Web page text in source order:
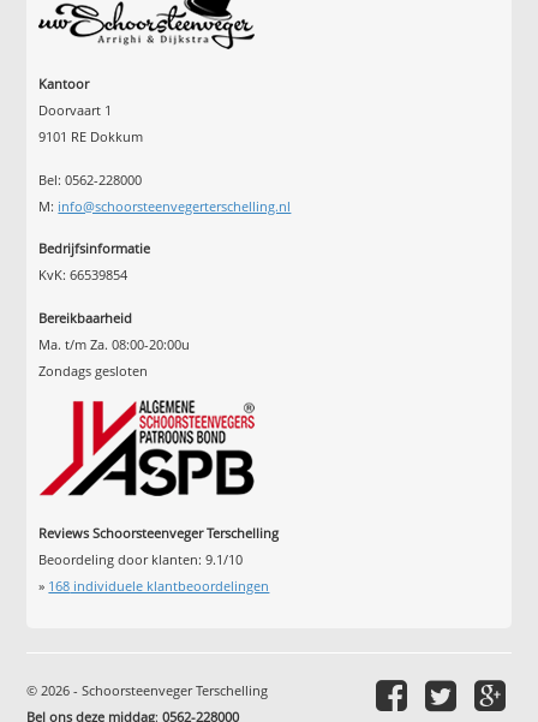
Kantoor
Doorvaart 1
9101 RE Dokkum
Bel: 0562-228000
M: info@schoorsteenvegerterschelling.nl
Bedrijfsinformatie
KvK: 66539854
Bereikbaarheid
Ma. t/m Za. 08:00-20:00u
Zondags gesloten
Reviews Schoorsteenveger Terschelling
Beoordeling door klanten:9.1/10
» 168 individuele klantbeoordelingen
© 2026 - Schoorsteenveger Terschelling
Bel ons deze middag:0562-228000